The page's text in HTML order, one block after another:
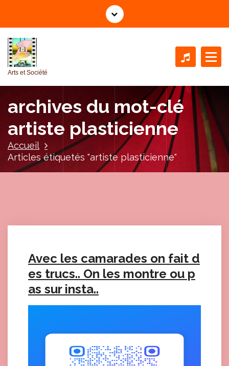
l
Arts et Société
archives du mot-clé
artiste plasticienne
Accueil
Articles étiquetés "artiste plasticienne"
Avec les camarades on fait d
es trucs.. On les montre ou p
as sur insta..